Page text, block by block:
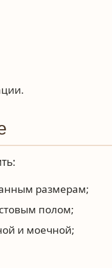
размерам;
полом;
и моечной;